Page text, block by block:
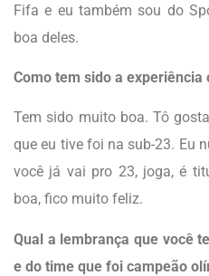
Fifa e eu também sou do
boa deles.
Como tem sido a experiência
Tem sido muito boa. Tô
que eu tive foi na sub-23. Eu
você já vai pro 23, joga, é
boa, fico muito feliz.
Qual a lembrança que você
e do time que foi campeão